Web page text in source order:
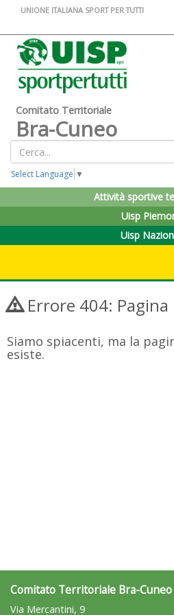
UNIONE ITALIANA SPORT PER TUTTI
Comitato Territoriale
Bra-Cuneo
Select Language ▼
Attività sportive
Uisp
Uisp
Errore 404:
Siamo spiacenti, ma la
esiste.
Comitato Territoriale Bra-Cuneo
Via Mercantini, 9